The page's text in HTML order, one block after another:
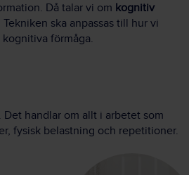
Då talar vi om kognitiv
ska anpassas till hur vi
förmåga.
. Det handlar om allt i arbetet som
fysisk belastning och repetitioner.